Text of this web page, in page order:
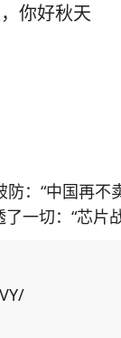
你好秋天
：“中国再
一切：“芯片
留学生为筹码，施压中